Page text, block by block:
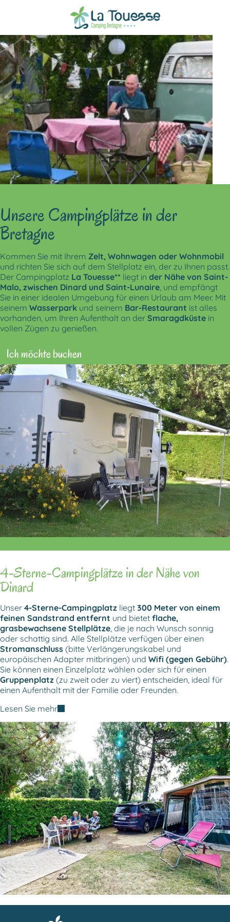
Unsere Campingplätzein der
Bretagne
Kommen Sie mit Ihrem Zelt, Wohnwagen oder Wohnmobil
und richten Sie sich auf dem Stellplatz ein, der zu Ihnen passt.
Der Campingplatz La Touesse** liegt in der Nähe von Saint-
Malo, zwischen Dinard und Saint-Lunaire, und empfängt
Sie in einer idealen Umgebung für einen Urlaub am Meer. Mit
seinem Wasserpark und seinem Bar-Restaurant ist alles
vorhanden, um Ihren Aufenthalt an der Smaragdküste in
vollen Zügen zu genießen.
Ich möchte buchen
4-Sterne-Campingplätzein der Nähe von
Dinard
Unser 4-Sterne-Campingplatz liegt 300 Meter von einem
feinen Sandstrand entfernt und bietet flache,
grasbewachsene Stellplätze, die je nach Wunsch sonnig
oder schattig sind. Alle Stellplätze verfügen über einen
Stromanschluss (bitte Verlängerungskabel und
europäischen Adapter mitbringen) und Wifi (gegen Gebühr).
Sie können einen Einzelplatz wählen oder sich für einen
Gruppenplatz (zu zweit oder zu viert) entscheiden, ideal für
einen Aufenthalt mit der Familie oder Freunden.
Lesen Sie mehr